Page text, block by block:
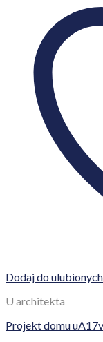
Dodaj do
U architekta
Projekt domu